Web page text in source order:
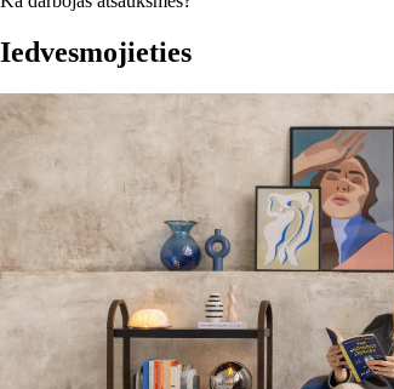
Iedvesmojieties